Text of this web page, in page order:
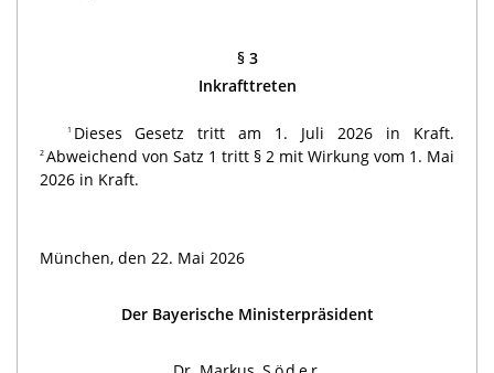
§ 3
Inkrafttreten
1 Dieses Gesetz tritt am 1. Juli 2026 in Kraft.
2 Abweichend von Satz 1 tritt § 2 mit Wirkung vom 1. Mai
2026 in Kraft.
München, den 22. Mai 2026
Der Bayerische Ministerpräsident